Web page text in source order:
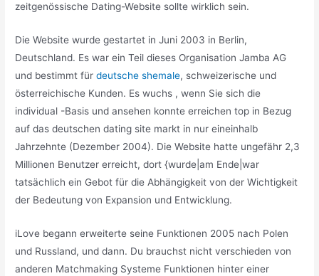
zeitgenössische Dating-Website sollte wirklich sein.
Die Website wurde gestartet in Juni 2003 in Berlin,
Deutschland. Es war ein Teil dieses Organisation Jamba AG
und bestimmt fürdeutsche shemale, schweizerische und
österreichische Kunden. Es wuchs , wenn Sie sich die
individual -Basis und ansehen konnte erreichen top in Bezug
auf das deutschen dating site markt in nur eineinhalb
Jahrzehnte (Dezember 2004). Die Website hatte ungefähr 2,3
Millionen Benutzer erreicht, dort {wurde|am Ende|war
tatsächlich ein Gebot für die Abhängigkeit von der Wichtigkeit
der Bedeutung von Expansion und Entwicklung.
iLove begann erweiterte seine Funktionen 2005 nach Polen
und Russland, und dann. Du brauchst nicht verschieden von
anderen Matchmaking Systeme Funktionen hinter einer